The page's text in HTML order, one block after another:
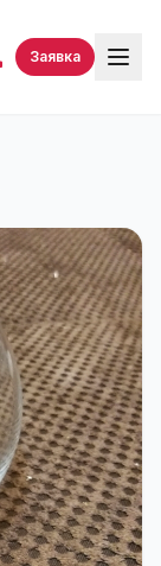
Заявка